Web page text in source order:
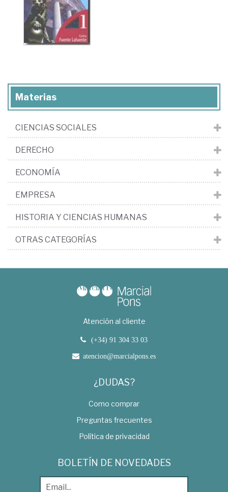
Materias
CIENCIAS SOCIALES
DERECHO
ECONOMÍA
EMPRESA
HISTORIA Y CIENCIAS HUMANAS
OTRAS CATEGORÍAS
Atención al cliente
(+34) 91 304 33 03
atencion@marcialpons.es
¿DUDAS?
Como comprar
Preguntas frecuentes
Política de privacidad
BOLETÍN DE NOVEDADES